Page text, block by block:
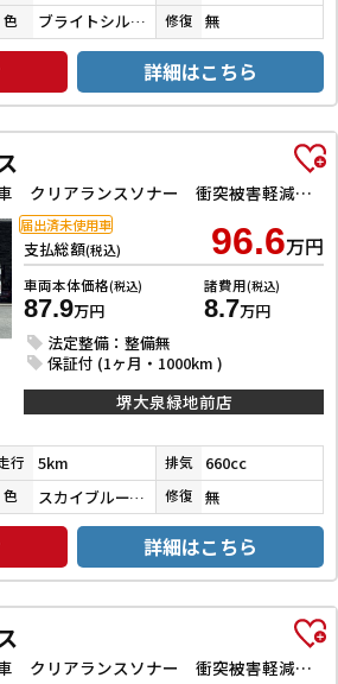
色 ブライトシルバーメタリック 修復 無
詳細はこちら
L SAIII 届出済未使用車 クリアランスソナー 衝突被害軽減システム オートマチックハイビーム キーレスエントリー アイドリングストップ CVT 盗難防止システム 衝突安全ボディ エアコン パワーステアリング
支払総額(税込) 96.6万円
車両本体価格(税込)
87.9万円
諸費用(税込)
8.7万円
法定整備：整備無
保証付 (1ヶ月・1000km )
届出済未使用車
堺大泉緑地前店
行 5km 排気 660cc
色 スカイブルーメタリック 修復 無
詳細はこちら
L SAIII 届出済未使用車 クリアランスソナー 衝突被害軽減システム オートマチックハイビーム キーレスエントリー アイドリングストップ CVT 盗難防止システム 衝突安全ボディ エアコン パワーステアリング